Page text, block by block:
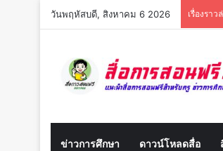
วันพฤหัสบดี, สิงหาคม 6 2026 เรื่องราว
ข่าวการศึกษา ดาวน์โหลดสื่อ